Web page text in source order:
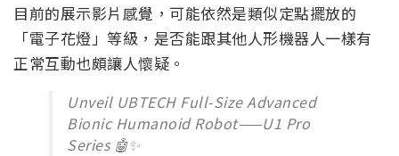
目前的展示影片感覺，可能依然是類似定點擺放的
「電子花燈」等級，是否能跟其他人形機器人一樣有
正常互動也頗讓人懷疑。
Unveil UBTECH Full-Size Advanced
Bionic Humanoid Robot——U1 Pro
Series 🤖✨